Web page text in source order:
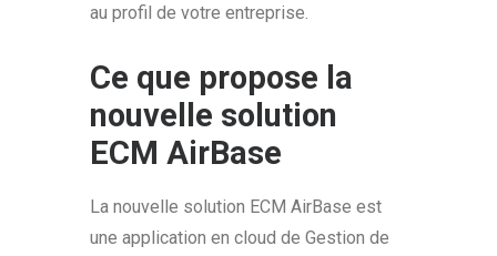
au profil de votre entreprise.
Ce que propose la
nouvelle solution
ECM AirBase
La nouvelle solution ECM AirBase est
une application en cloud de Gestion de